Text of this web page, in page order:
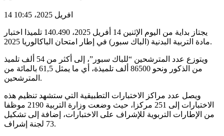
14 افريل 2025، 10:45
يجتاز بداية من اليوم الإثنين 14 أفريل 2025، 140.490 تلميذا اختبار
مادة التربية البدنية (الباك سبور) في إطار امتحان الباكالوريا 2025.
ويتوزع عدد المترشحين “للباك سبور”، إلى أكثر من 54 ألف تلميذ
من الذكور ونحو 86500 ألف تلميذة، أي ما يمثل 61,5 بالمائة من
المترشحين.
ويصل عدد مراكز الاختبارات التطبيقية التي ستشهد تنظيم هذه
الاختبارات إلى 251 مركزا، حيث وضعت وزارة التربية 2190 موظفا
من الإطارات التربوية للإشراف على الاختبارات، إضافة إلى تشكيل
73 لجنة إشراف.